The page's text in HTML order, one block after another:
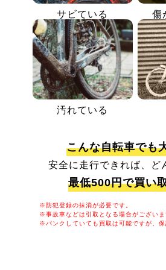
サビている 傷
汚れている
こんな自転車でも
安全に走行できれば、ど
最低500円で買い
※防犯登録の抹消が必要です。
※事故車などは引取となる場合がございま
※パンクしていても買取は可能ですが、保